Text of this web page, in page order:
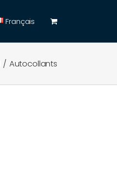
Français
Autocollants